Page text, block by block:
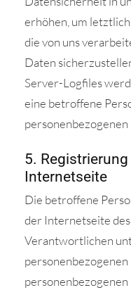
erhöhen, um
die von uns
Daten
Server-Logfiles
eine betroffene
5.
Internetseite
Die betroffene
der Internetseite
Verantwortlichen